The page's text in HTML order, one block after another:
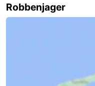
Aussichtspunkte
Attraktionen
Robbenjager